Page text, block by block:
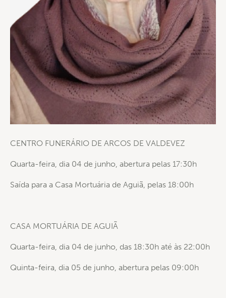
CENTRO FUNERÁRIO DE ARCOS DE VALDEVEZ
Quarta-feira, dia 04 de junho, abertura pelas 17:30h
Saída para a Casa Mortuária de Aguiã, pelas 18:00h
CASA MORTUÁRIA DE AGUIÃ
Quarta-feira, dia 04 de junho, das 18:30h até às 22:00h
Quinta-feira, dia 05 de junho, abertura pelas 09:00h